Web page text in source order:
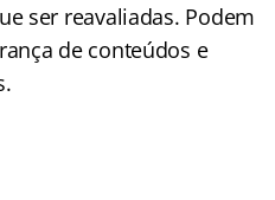
ser reavaliadas. Podem
de conteúdos e